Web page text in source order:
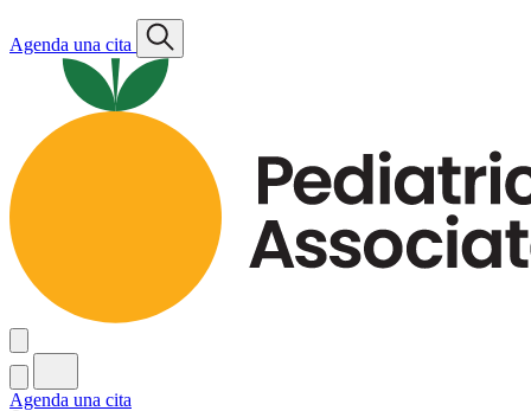
Agenda una cita
Agenda una cita